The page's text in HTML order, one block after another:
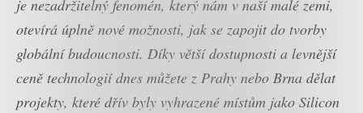
je nezadržitelný fenomén, který nám v naší malé zemi,
otevírá úplně nové možnosti, jak se zapojit do tvorby
globální budoucnosti. Díky větší dostupnosti a levnější
ceně technologií dnes můžete z Prahy nebo Brna dělat
projekty, které dřív byly vyhrazené místům jako Silicon